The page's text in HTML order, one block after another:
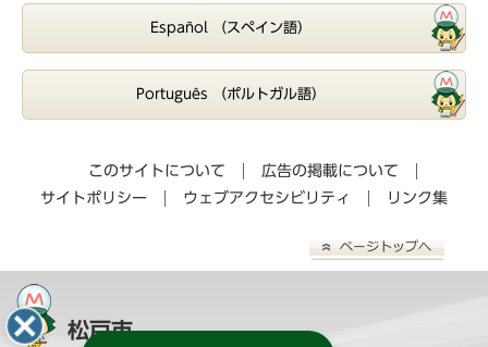
Español （スペイン語）
Português （ポルトガル語）
このサイトについて
広告の掲載について
サイトポリシー
ウェブアクセシビリティ リンク集
松戸市